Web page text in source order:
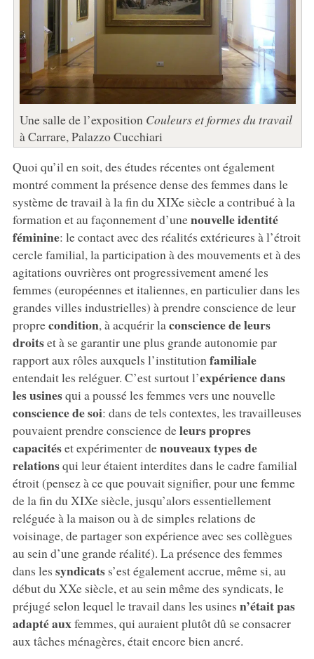
Une salle de l’exposition Couleurs et formes du travail
à Carrare, Palazzo Cucchiari
Quoi qu’il en soit, des études récentes ont également
montré comment la présence dense des femmes dans le
système de travail à la fin du XIXe siècle a contribué à la
formation et au façonnement d’unenouvelle identité
féminine: le contact avec des réalités extérieures à l’étroit
cercle familial, la participation à des mouvements et à des
agitations ouvrières ont progressivement amené les
femmes (européennes et italiennes, en particulier dans les
grandes villes industrielles) à prendre conscience de leur
proprecondition, à acquérir la conscience de leurs
droitset à se garantir une plus grande autonomie par
rapport aux rôles auxquels l’institution familiale
entendait les reléguer. C’est surtout l’expérience dans
les usinesqui a poussé les femmes vers une nouvelle
conscience de soi: dans de tels contextes, les travailleuses
pouvaient prendre conscience deleurs propres
capacitéset expérimenter denouveaux types de
relationsqui leur étaient interdites dans le cadre familial
étroit (pensez à ce que pouvait signifier, pour une femme
de la fin du XIXe siècle, jusqu’alors essentiellement
reléguée à la maison ou à de simples relations de
voisinage, de partager son expérience avec ses collègues
au sein d’une grande réalité). La présence des femmes
dans les syndicatss’est également accrue, même si, au
début du XXe siècle, et au sein même des syndicats, le
préjugé selon lequel le travail dans les usines n’était pas
adapté auxfemmes, qui auraient plutôt dû se consacrer
aux tâches ménagères, était encore bien ancré.